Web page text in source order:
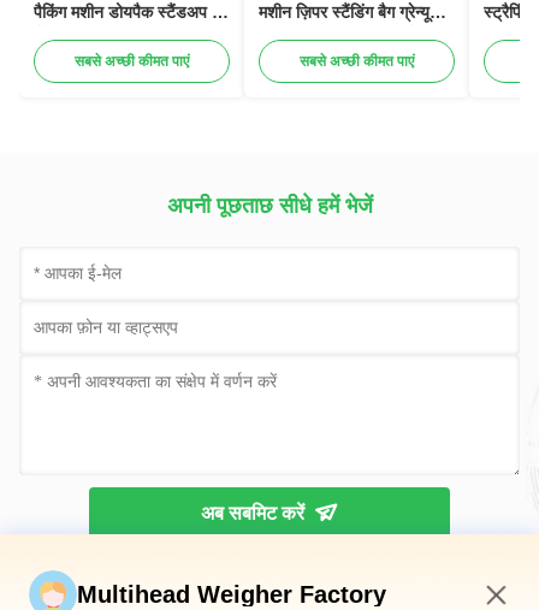
पैकिंग मशीन डोयपैक स्टैंडअप बैग
सबसे अच्छी कीमत पाएं
मशीन ज़िपर स्टैंडिंग बैग ग्रेन्यूल
मशीन
सबसे अच्छी कीमत पाएं
स्ट्रैपिंग
अपनी पूछताछ सीधे हमें भेजें
अब सबमिट करें
Multihead Weigher Factory